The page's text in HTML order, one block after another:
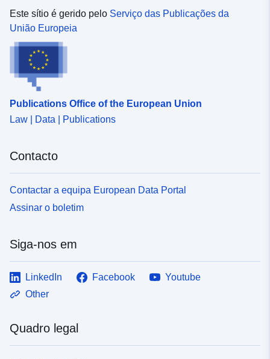
Este sítio é gerido pelo Serviço das Publicações da
União Europeia
Publications Office of the European Union
Law | Data | Publications
Contacto
Contactar a equipa European Data Portal
Assinar o boletim
Siga-nos em
LinkedIn Facebook
Youtube
Other
Quadro legal